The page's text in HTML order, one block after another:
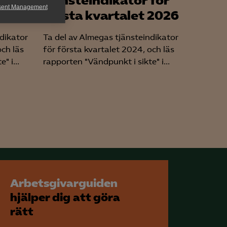
Management
läs
i...
första kvartalet 2026
Ta del av Almegas tjänsteindikator
för första kvartalet 2024, och läs
rapporten "Vändpunkt i sikte" i...
Arbetsgivarguiden
hjälper dig att göra
rätt